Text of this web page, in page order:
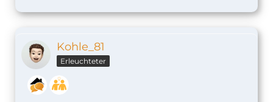
Kohle_81
Erleuchteter